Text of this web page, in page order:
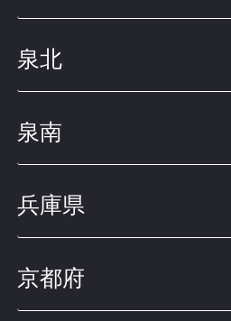
泉北
泉南
兵庫県
京都府